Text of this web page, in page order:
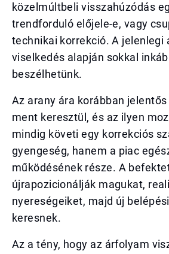
közelmúltbeli visszahúzódás
trendforduló előjele-e, vagy
technikai korrekció. A jelenlegi
viselkedés alapján sokkal
beszélhetünk.
Az arany ára korábban
ment keresztül, és az ilyen
mindig követi egy korrekciós
gyengeség, hanem a piac
működésének része. A
újrapozicionálják magukat,
nyereségeiket, majd új
keresnek.
Az a tény, hogy az árfolyam